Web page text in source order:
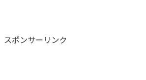
スポンサーリンク